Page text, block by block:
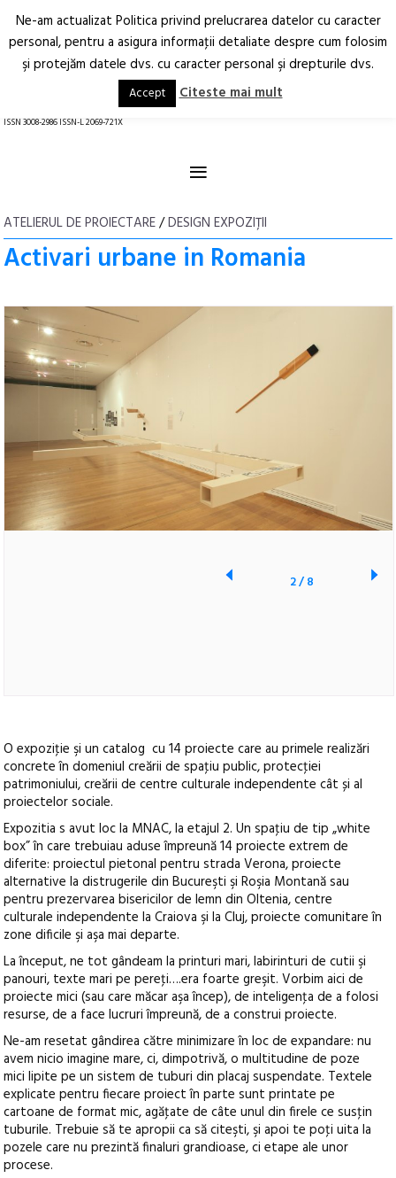
Arhitectură.
Oraș.
RO EN
ISSN 3008-2986 ISSN-L 2069-721X
≡
ATELIERUL DE PROIECTARE/DESIGN EXPOZIȚII
Activari urbane in Romania
2/8
O expoziţie şi un catalog cu 14 proiecte care au primele realizări
concrete în domeniul creării de spaţiu public, protecţiei
patrimoniului, creării de centre culturale independente cât și al
proiectelor sociale.
Expozitia s avut loc la MNAC, la etajul 2. Un spaţiu de tip „white
box” în care trebuiau aduse împreună 14 proiecte extrem de
diferite: proiectul pietonal pentru strada Verona, proiecte
alternative la distrugerile din Bucureşti şi Roşia Montană sau
pentru prezervarea bisericilor de lemn din Oltenia, centre
culturale independente la Craiova şi la Cluj, proiecte comunitare în
zone dificile şi aşa mai departe.
La început, ne tot gândeam la printuri mari, labirinturi de cutii şi
panouri, texte mari pe pereţi….era foarte greşit. Vorbim aici de
proiecte mici (sau care măcar aşa încep), de inteligenţa de a folosi
resurse, de a face lucruri împreună, de a construi proiecte.
Ne-am resetat gândirea către minimizare în loc de expandare: nu
avem nicio imagine mare, ci, dimpotrivă, o multitudine de poze
mici lipite pe un sistem de tuburi din placaj suspendate. Textele
explicate pentru fiecare proiect în parte sunt printate pe
cartoane de format mic, agăţate de câte unul din firele ce susţin
tuburile. Trebuie să te apropii ca să citeşti, şi apoi te poţi uita la
pozele care nu prezintă finaluri grandioase, ci etape ale unor
procese.
Ne-am actualizat Politica privind prelucrarea datelor cu caracter
personal, pentru a asigura informaţii detaliate despre cum folosim
şi protejăm datele dvs. cu caracter personal şi drepturile dvs.
Accept Citeste mai mult